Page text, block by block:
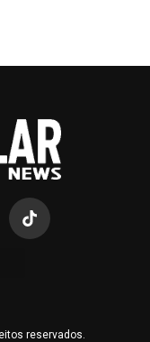
reservados.